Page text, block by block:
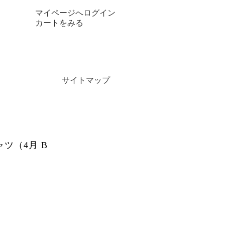
マイページへログイン
カートをみる
サイトマップ
ツ（4月 B